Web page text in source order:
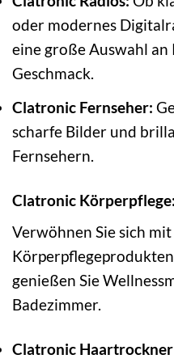
oder modernes
eine große Auswahl an
Geschmack.
Clatronic Fernseher:
scharfe Bilder und
Fernsehern.
Clatronic
Verwöhnen Sie sich
genießen Sie
Badezimmer.
Clatronic